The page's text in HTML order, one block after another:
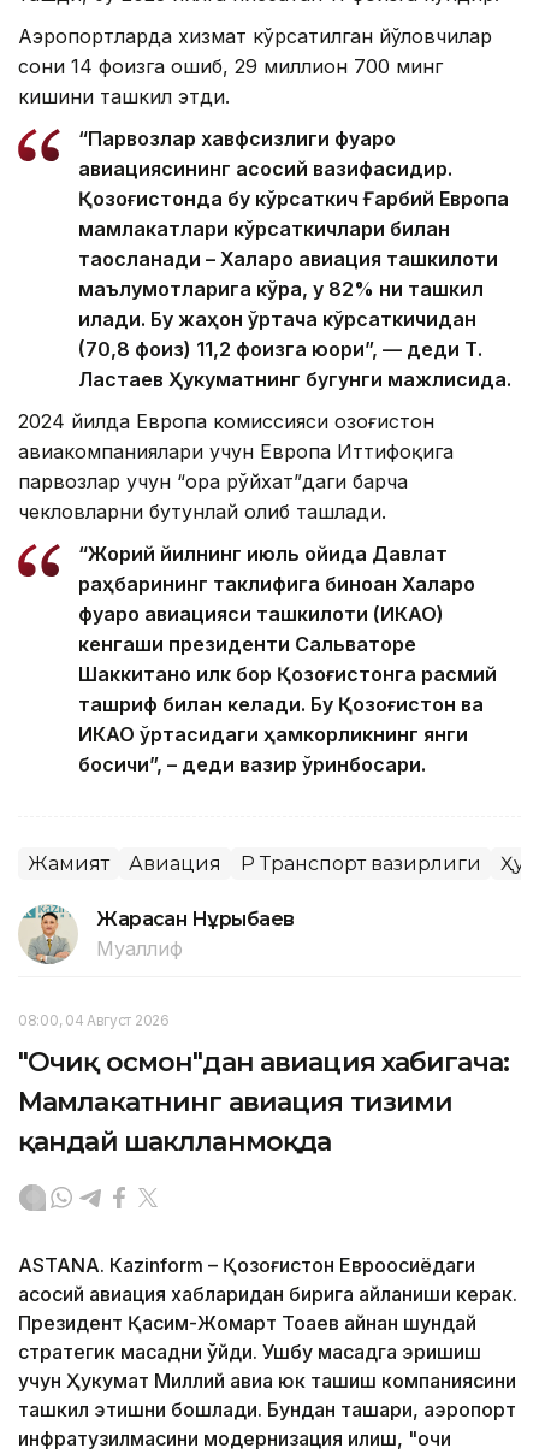
Аэропортларда хизмат кўрсатилган йўловчилар
сони 14 фоизга ошиб, 29 миллион 700 минг
кишини ташкил этди.
“Парвозлар хавфсизлиги фуқаро
авиациясининг асосий вазифасидир.
Қозоғистонда бу кўрсаткич Ғарбий Европа
мамлакатлари кўрсаткичлари билан
таққосланади – Халқаро авиация ташкилоти
маълумотларига кўра, у 82% ни ташкил
қилади. Бу жаҳон ўртача кўрсаткичидан
(70,8 фоиз) 11,2 фоизга юқори”, — деди Т.
Ластаев Ҳукуматнинг бугунги мажлисида.
2024 йилда Европа комиссияси Қозоғистон
авиакомпаниялари учун Европа Иттифоқига
парвозлар учун “Қора рўйхат”даги барча
чекловларни бутунлай олиб ташлади.
“Жорий йилнинг июль ойида Давлат
раҳбарининг таклифига биноан Халқаро
фуқаро авиацияси ташкилоти (ИКАО)
кенгаши президенти Сальваторе
Шаккитано илк бор Қозоғистонга расмий
ташриф билан келади. Бу Қозоғистон ва
ИКАО ўртасидаги ҳамкорликнинг янги
босқичи”, – деди вазир ўринбосари.
Жамият Авиация ҚР Транспорт вазирлиги
Жарасқан Нұрыбаев
Муаллиф
08:00, 04 Август 2026
"Очиқ осмон"дан авиация хабигача:
Мамлакатнинг авиация тизими
қандай шаклланмоқда
ASTANА. Кazinform – Қозоғистон Евроосиёдаги
асосий авиация хабларидан бирига айланиши керак.
Президент Қасим-Жомарт Тоқаев айнан шундай
стратегик мақсадни қўйди. Ушбу мақсадга эришиш
учун Ҳукумат Миллий авиа юк ташиш компаниясини
ташкил этишни бошлади. Бундан ташқари, аэропорт
инфратузилмасини модернизация қилиш, "очиқ